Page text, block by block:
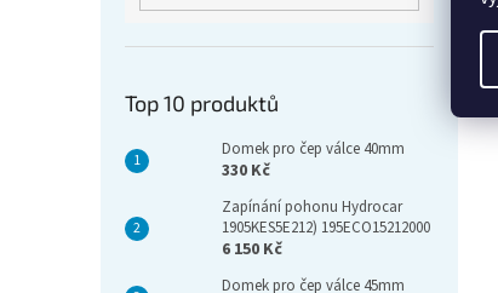
Top 10 produktů
Domek pro čep válce 40mm
330 Kč
Zapínání pohonu Hydrocar
1905KES5E212) 195ECO15212000
6 150 Kč
Domek pro čep válce 45mm